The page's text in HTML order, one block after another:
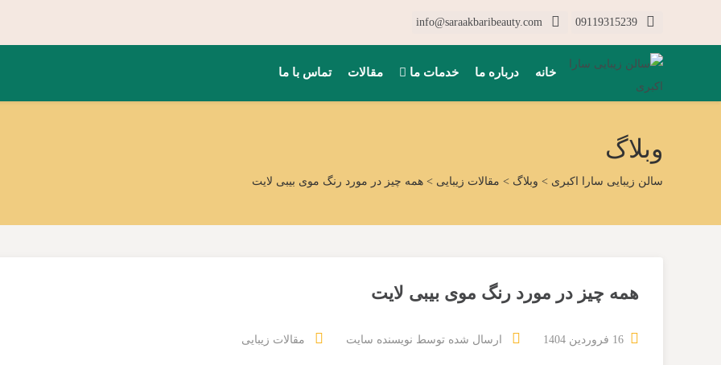
09119315239
info@saraakbaribeauty.com
خانه درباره ما خدمات ما مقالات تماس با ما
وبلاگ
سالن زیبایی سارا اکبری > وبلاگ > مقالات زیبایی > همه چیز در مورد رنگ موی بیبی لایت
همه چیز در مورد رنگ موی بیبی لایت
16 فروردین 1404 ارسال شده توسط نویسنده سایت مقالات زیبایی